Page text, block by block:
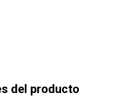
del producto